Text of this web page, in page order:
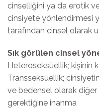
cinselliğini ya da erotik
cinsiyete yönlendirmesi
tarafından cinsel olarak
Sık görülen cinsel
Heteroseksüellik; kişinin
Transseksüellik;
ve bedensel olarak diğer
gerektiğine inanma